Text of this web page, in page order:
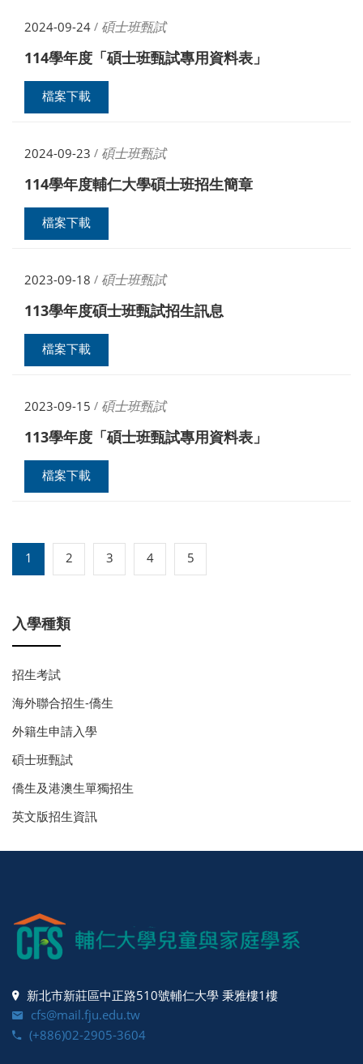
2024-09-24 / 碩士班甄試
114學年度「碩士班甄試專用資料表」
檔案下載
2024-09-23 / 碩士班甄試
114學年度輔仁大學碩士班招生簡章
檔案下載
2023-09-18 / 碩士班甄試
113學年度碩士班甄試招生訊息
檔案下載
2023-09-15 / 碩士班甄試
113學年度「碩士班甄試專用資料表」
檔案下載
1 2 3 4 5
入學種類
招生考試
海外聯合招生-僑生
外籍生申請入學
碩士班甄試
僑生及港澳生單獨招生
英文版招生資訊
新北市新莊區中正路510號輔仁大學 秉雅樓1樓
cfs@mail.fju.edu.tw
(+886)02-2905-3604